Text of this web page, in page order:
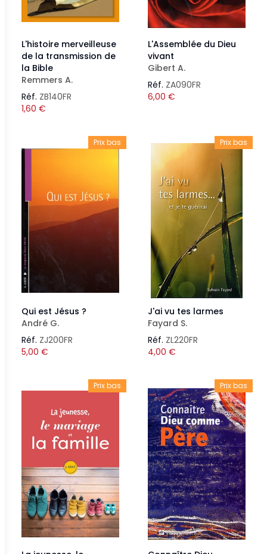
L'histoire merveilleuse
de la transmission de
la Bible
Remmers A.
Réf. ZB140FR
1,60 €
L'Assemblée du Dieu
vivant
Gibert A.
Réf. ZA090FR
6,00 €
Prix bas
Qui est Jésus ?
André G.
Réf. ZJ200FR
5,00 €
Prix bas
J'ai vu tes larmes
Fayard S.
Réf. ZL220FR
4,00 €
Prix bas Prix bas